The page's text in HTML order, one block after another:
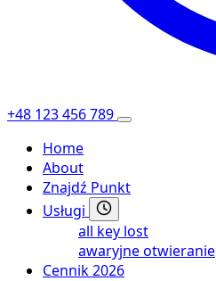
+48 123 456 789
Home
About
Znajdź Punkt
Usługi
all key lost
awaryjne otwieranie
Cennik 2026